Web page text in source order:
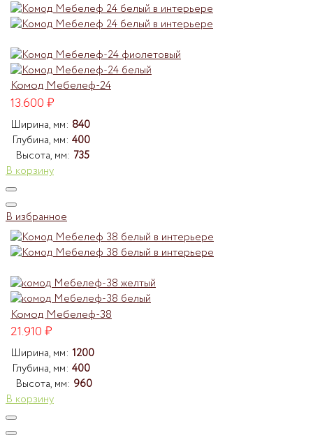
Комод Мебелеф-24
13.600₽
Ширина, мм: 840
Глубина, мм: 400
Высота, мм: 735
В корзину
В избранное
Комод Мебелеф-38
21.910₽
Ширина, мм: 1200
Глубина, мм: 400
Высота, мм: 960
В корзину